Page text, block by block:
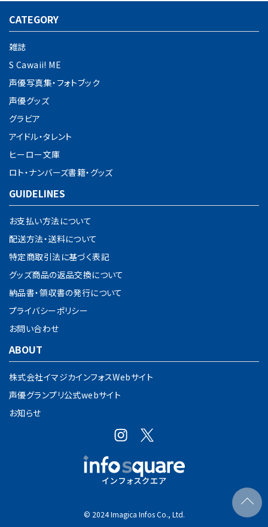
CATEGORY
雑誌
S Cawaii! ME
声優写真集・フォトブック
声優グッズ
グラビア
アイドル・タレント
ヒーロー文庫
ロト・ナンバーズ書籍・グッズ
GUIDELINES
お支払い方法について
配送方法・送料について
特定商取引法に基づく表記
グッズ商品の返品交換について
納品書・領収書の発行について
プライバシーポリシー
お問い合わせ
ABOUT
株式会社イマジカインフォスWebサイト
声優グランプリ公式webサイト
お知らせ
© 2024 Imagica Infos Co., Ltd.